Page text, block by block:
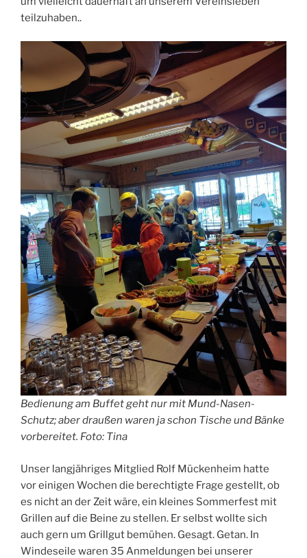
teilzuhaben..
Bedienung am Buffet geht nur mit Mund-Nasen-
Schutz; aber draußen waren ja schon Tische und Bänke
vorbereitet. Foto: Tina
Unser langjähriges Mitglied Rolf Mückenheim hatte
vor einigen Wochen die berechtigte Frage gestellt, ob
es nicht an der Zeit wäre, ein kleines Sommerfest mit
Grillen auf die Beine zu stellen. Er selbst wollte sich
auch gern um Grillgut bemühen. Gesagt. Getan. In
Windeseile waren 35 Anmeldungen bei unserer